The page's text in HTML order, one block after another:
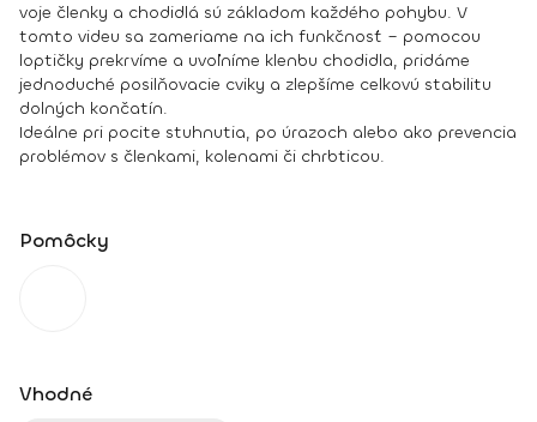
voje členky a chodidlá sú základom každého pohybu. V
tomto videu sa zameriame na ich funkčnosť – pomocou
loptičky prekrvíme a uvoľníme klenbu chodidla, pridáme
jednoduché posilňovacie cviky a zlepšíme celkovú stabilitu
dolných končatín.
Ideálne pri pocite stuhnutia, po úrazoch alebo ako prevencia
problémov s členkami, kolenami či chrbticou.
Pomôcky
Vhodné